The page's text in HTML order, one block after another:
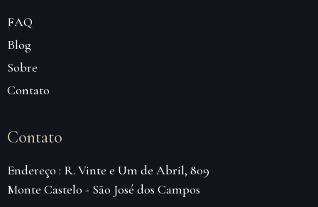
FAQ
Blog
Sobre
Contato
Contato
Endereço : R. Vinte e Um de Abril, 809
Monte Castelo - São José dos Campos